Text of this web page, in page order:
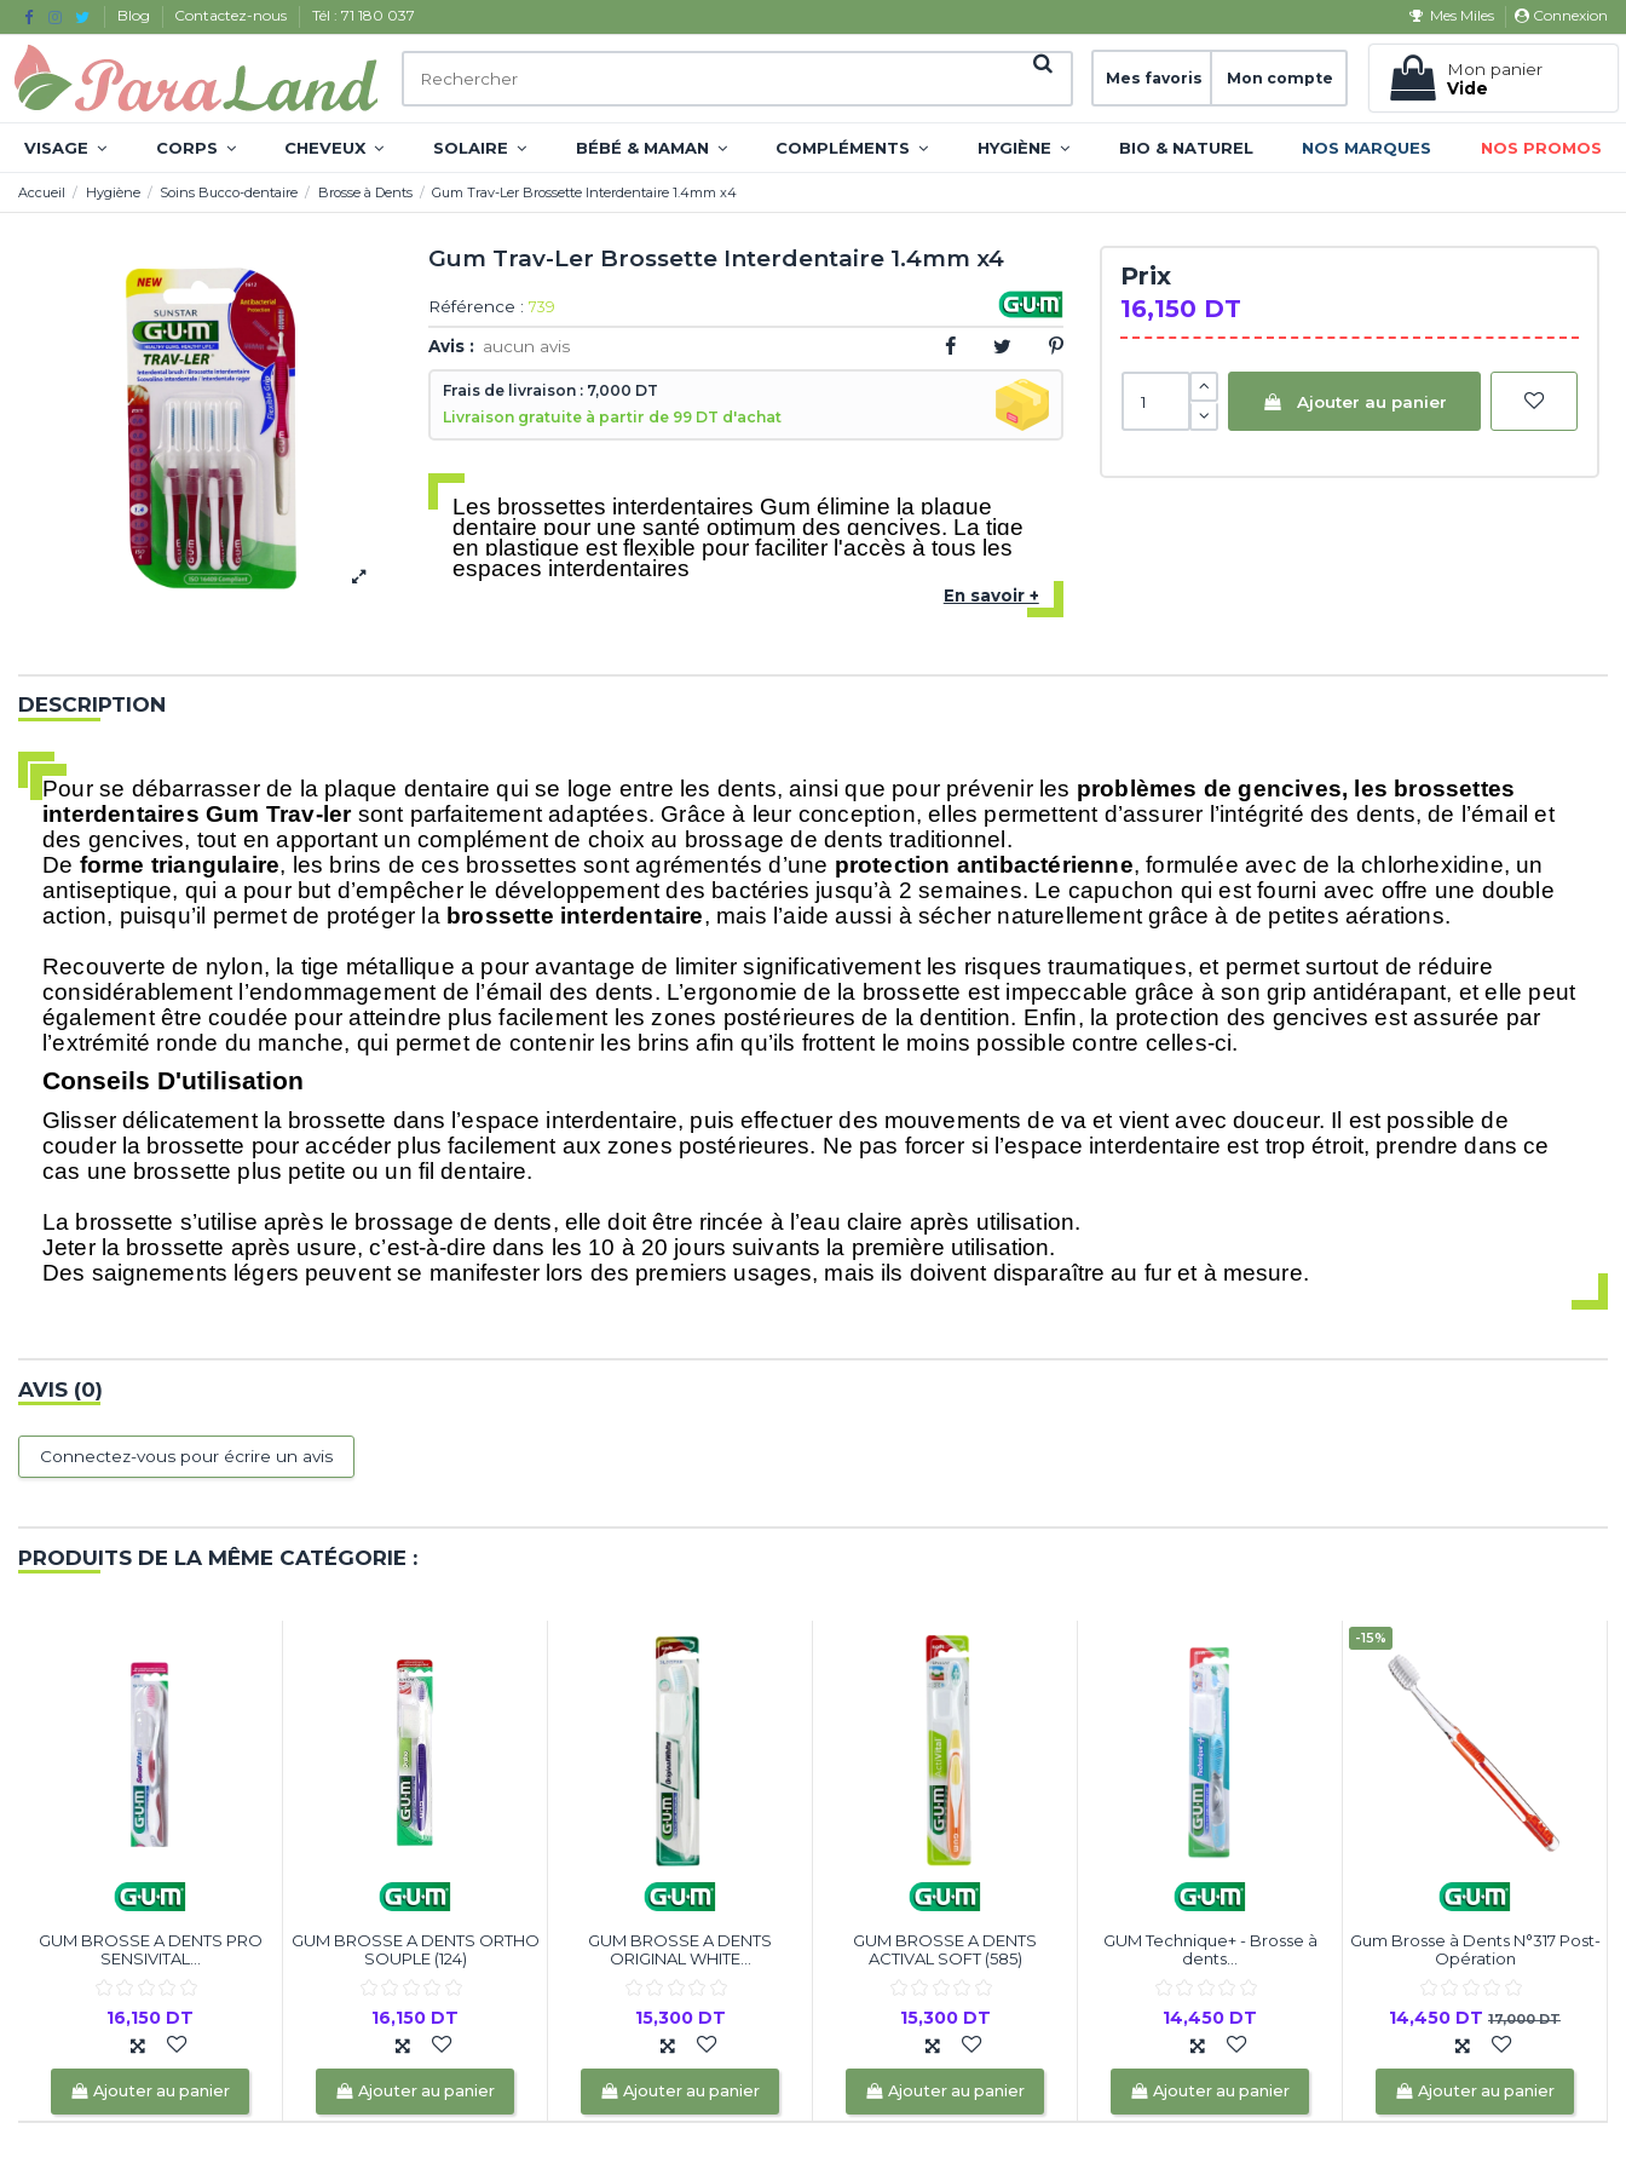
Blog Contactez-nous Tél : 71 180 037 Mes Miles Connexion
Mes favoris Mon compte
Mon panier
Vide
VISAGE CORPS CHEVEUX SOLAIRE BÉBÉ & MAMAN COMPLÉMENTS HYGIÈNE BIO & NATUREL NOS MARQUES NOS PROMOS
Accueil Hygiène Soins Bucco-dentaire Brosse à Dents Gum Trav-Ler Brossette Interdentaire 1.4mm x4
Gum Trav-Ler Brossette Interdentaire 1.4mm x4
Référence : 739
Avis : aucun avis
Frais de livraison : 7,000 DT
Livraison gratuite à partir de 99 DT d'achat
Les brossettes interdentaires Gum élimine la plaque
dentaire pour une santé optimum des gencives. La tige
en plastique est flexible pour faciliter l'accès à tous les
espaces interdentaires
En savoir +
Prix
16,150 DT
Ajouter au panier
DESCRIPTION
Pour se débarrasser de la plaque dentaire qui se loge entre les dents, ainsi que pour prévenir les problèmes de gencives, les brossettes
interdentaires Gum Trav-ler sont parfaitement adaptées. Grâce à leur conception, elles permettent d’assurer l’intégrité des dents, de l’émail et
des gencives, tout en apportant un complément de choix au brossage de dents traditionnel.
De forme triangulaire, les brins de ces brossettes sont agrémentés d’une protection antibactérienne, formulée avec de la chlorhexidine, un
antiseptique, qui a pour but d’empêcher le développement des bactéries jusqu’à 2 semaines. Le capuchon qui est fourni avec offre une double
action, puisqu’il permet de protéger la brossette interdentaire, mais l’aide aussi à sécher naturellement grâce à de petites aérations.
Recouverte de nylon, la tige métallique a pour avantage de limiter significativement les risques traumatiques, et permet surtout de réduire
considérablement l’endommagement de l’émail des dents. L’ergonomie de la brossette est impeccable grâce à son grip antidérapant, et elle peut
également être coudée pour atteindre plus facilement les zones postérieures de la dentition. Enfin, la protection des gencives est assurée par
l’extrémité ronde du manche, qui permet de contenir les brins afin qu’ils frottent le moins possible contre celles-ci.
Conseils D'utilisation
Glisser délicatement la brossette dans l’espace interdentaire, puis effectuer des mouvements de va et vient avec douceur. Il est possible de
couder la brossette pour accéder plus facilement aux zones postérieures. Ne pas forcer si l’espace interdentaire est trop étroit, prendre dans ce
cas une brossette plus petite ou un fil dentaire.
La brossette s’utilise après le brossage de dents, elle doit être rincée à l’eau claire après utilisation.
Jeter la brossette après usure, c’est-à-dire dans les 10 à 20 jours suivants la première utilisation.
Des saignements légers peuvent se manifester lors des premiers usages, mais ils doivent disparaître au fur et à mesure.
AVIS (0)
Connectez-vous pour écrire un avis
PRODUITS DE LA MÊME CATÉGORIE :
GUM BROSSE A DENTS PRO
SENSIVITAL...
16,150 DT
Ajouter au panier
GUM BROSSE A DENTS ORTHO
SOUPLE (124)
16,150 DT
Ajouter au panier
GUM BROSSE A DENTS
ORIGINAL WHITE...
15,300 DT
Ajouter au panier
GUM BROSSE A DENTS
ACTIVAL SOFT (585)
15,300 DT
Ajouter au panier
GUM Technique+ - Brosse à
dents...
14,450 DT
Ajouter au panier
-15%
Gum Brosse à Dents N°317 Post-
Opération
14,450 DT 17,000 DT
Ajouter au panier